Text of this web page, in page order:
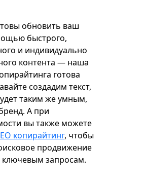
обновить ваш
быстрого,
и индивидуально
контента — наша
готова
создадим текст,
таким же умным,
А при
вы также можете
копирайтинг, чтобы
продвижение
ключевым запросам.